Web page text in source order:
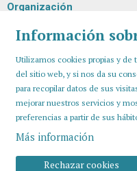
Organización
Información
Utilizamos cookies propias y
del sitio web, y si nos da su
para recopilar datos de sus
mejorar nuestros servicios y
preferencias a partir de sus
Más información
Rechazar cookies